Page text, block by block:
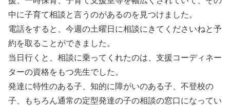
中に子育て相談と言うのがあるのを見つけました。
電話をすると、今週の土曜日に相談にきてくださいねと予
約を取ることができました。
当日行くと、相談に乗ってくれたのは、支援コーディネー
ターの資格をもつ先生でした。
発達に特性のある子、知的に障がいのある子、不登校の
子、もちろん通常の定型発達の子の相談の窓口になってい